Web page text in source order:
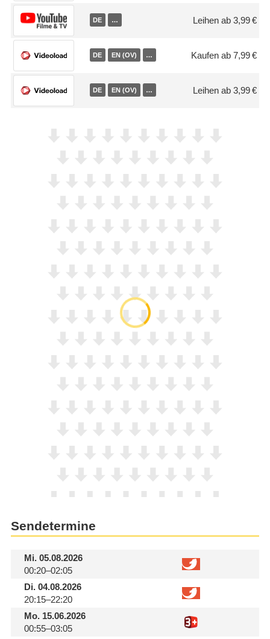
DE … Leihen ab 3,99 €
DE EN (OV) … Kaufen ab 7,99 €
DE EN (OV) … Leihen ab 3,99 €
Sendetermine
Mi.05.08.2026
00:20–02:05
Di.04.08.2026
20:15–22:20
Mo.15.06.2026
00:55–03:05